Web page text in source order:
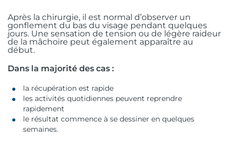
Après la chirurgie, il est normal d’observer un
gonflement du bas du visage pendant quelques
jours. Une sensation de tension ou de légère raideur
de la mâchoire peut également apparaître au
début.
Dans la majorité des cas :
la récupération est rapide
les activités quotidiennes peuvent reprendre
rapidement
le résultat commence à se dessiner en quelques
semaines.